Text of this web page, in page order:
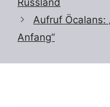
Aufruf Öcalans:
Anfang“